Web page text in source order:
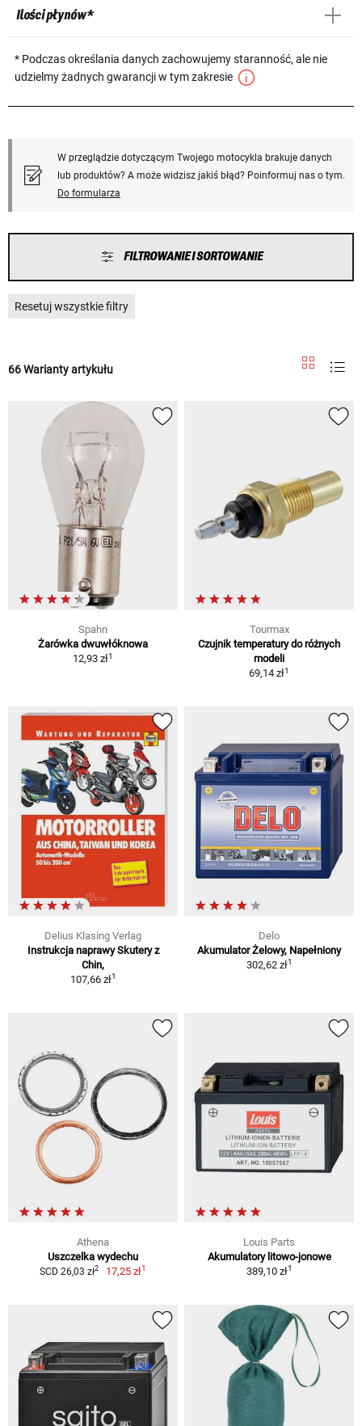
Ilości płynów *
* Podczas określania danych zachowujemy staranność, ale nie
udzielmy żadnych gwarancji w tym zakresie
W przeglądzie dotyczącym Twojego motocykla brakuje danych
lub produktów? A może widzisz jakiś błąd? Poinformuj nas o tym.
Do formularza
FILTROWANIE I SORTOWANIE
Resetuj wszystkie filtry
66 Warianty artykułu
Spahn
Żarówka dwuwłóknowa
12,93 zł1
Tourmax
Czujnik temperatury do różnych
modeli
69,14 zł1
Delius Klasing Verlag
Instrukcja naprawy Skutery z
Chin,
107,66 zł1
Delo
Akumulator Żelowy, Napełniony
302,62 zł1
Athena
Uszczelka wydechu
SCD 26,03 zł2 17,25 zł1
Louis Parts
Akumulatory litowo-jonowe
389,10 zł1